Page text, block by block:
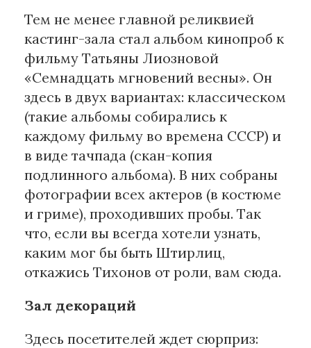
Тем не менее главной реликвией
кастинг-зала стал альбом кинопроб к
фильму Татьяны Лиозновой
«Семнадцать мгновений весны». Он
здесь в двух вариантах: классическом
(такие альбомы собирались к
каждому фильму во времена СССР) и
в виде тачпада (скан-копия
подлинного альбома). В них собраны
фотографии всех актеров (в костюме
и гриме), проходивших пробы. Так
что, если вы всегда хотели узнать,
каким мог бы быть Штирлиц,
откажись Тихонов от роли, вам сюда.
Зал декораций
Здесь посетителей ждет сюрприз: